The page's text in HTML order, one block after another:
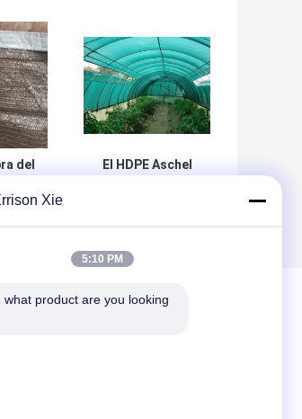
del
que
fuerte
El HDPE Aschel
30gsm-300gsm
Xie
5:10 PM
what product are you looking